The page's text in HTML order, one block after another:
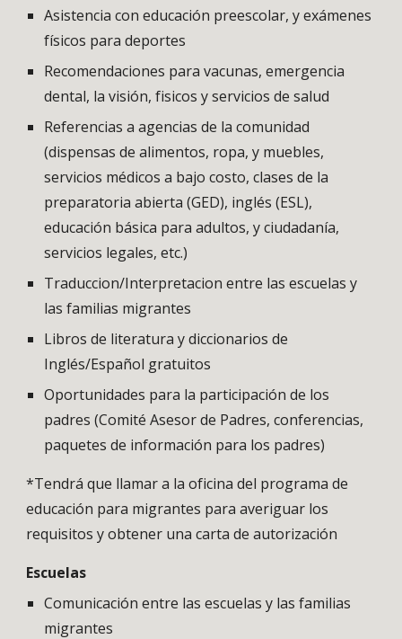
Asistencia con educación preescolar, y exámenes
físicos para deportes
Recomendaciones para vacunas, emergencia
dental, la visión, fisicos y servicios de salud
Referencias a agencias de la comunidad
(dispensas de alimentos, ropa, y muebles,
servicios médicos a bajo costo, clases de la
preparatoria abierta (GED), inglés (ESL),
educación básica para adultos, y ciudadanía,
servicios legales, etc.)
Traduccion/Interpretacion entre las escuelas y
las familias migrantes
Libros de literatura y diccionarios de
Inglés/Español gratuitos
Oportunidades para la participación de los
padres (Comité Asesor de Padres, conferencias,
paquetes de información para los padres)
*Tendrá que llamar a la oficina del programa de
educación para migrantes para averiguar los
requisitos y obtener una carta de autorización
Escuelas
Comunicación entre las escuelas y las familias
migrantes